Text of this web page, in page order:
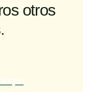
otros